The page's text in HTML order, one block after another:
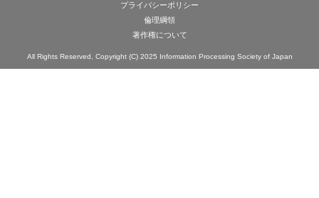
プライバシーポリシー
倫理綱領
著作権について
All Rights Reserved, Copyright (C) 2025 Information Processing Society of Japan